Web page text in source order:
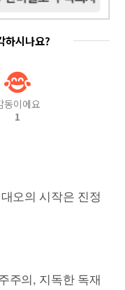
하시나요?
동이에요
1
오의 시작은 진정
주의, 지독한 독재